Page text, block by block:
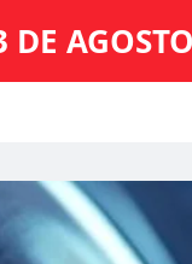
DE AGOSTO